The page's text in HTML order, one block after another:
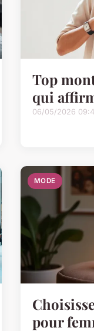
Top
qui
06/05/2026
MODE
pour